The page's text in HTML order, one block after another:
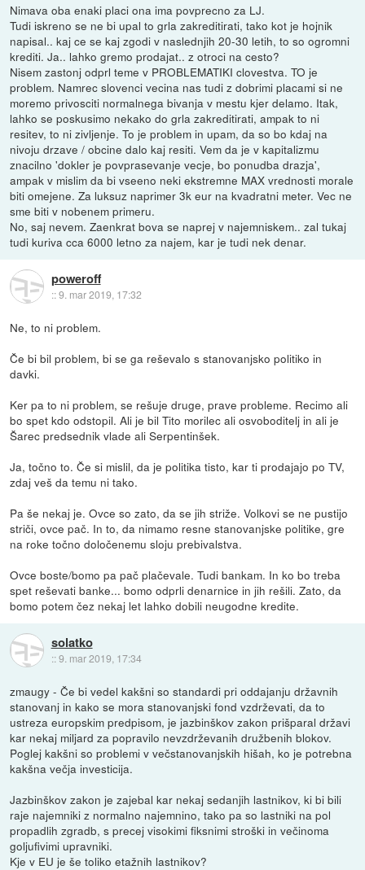
Nimava oba enaki placi ona ima povprecno za LJ.
Tudi iskreno se ne bi upal to grla zakreditirati, tako kot je hojnik
napisal.. kaj ce se kaj zgodi v naslednjih 20-30 letih, to so ogromni
krediti. Ja.. lahko gremo prodajat.. z otroci na cesto?
Nisem zastonj odprl teme v PROBLEMATIKI clovestva. TO je
problem. Namrec slovenci vecina nas tudi z dobrimi placami si ne
moremo privosciti normalnega bivanja v mestu kjer delamo. Itak,
lahko se poskusimo nekako do grla zakreditirati, ampak to ni
resitev, to ni zivljenje. To je problem in upam, da so bo kdaj na
nivoju drzave / obcine dalo kaj resiti. Vem da je v kapitalizmu
znacilno 'dokler je povprasevanje vecje, bo ponudba drazja',
ampak v mislim da bi vseeno neki ekstremne MAX vrednosti morale
biti omejene. Za luksuz naprimer 3k eur na kvadratni meter. Vec ne
sme biti v nobenem primeru.
No, saj nevem. Zaenkrat bova se naprej v najemniskem.. zal tukaj
tudi kuriva cca 6000 letno za najem, kar je tudi nek denar.
poweroff
::9. mar 2019, 17:32
Ne, to ni problem.
Če bi bil problem, bi se ga reševalo s stanovanjsko politiko in
davki.
Ker pa to ni problem, se rešuje druge, prave probleme. Recimo ali
bo spet kdo odstopil. Ali je bil Tito morilec ali osvoboditelj in ali je
Šarec predsednik vlade ali Serpentinšek.
Ja, točno to. Če si mislil, da je politika tisto, kar ti prodajajo po TV,
zdaj veš da temu ni tako.
Pa še nekaj je. Ovce so zato, da se jih striže. Volkovi se ne pustijo
striči, ovce pač. In to, da nimamo resne stanovanjske politike, gre
na roke točno določenemu sloju prebivalstva.
Ovce boste/bomo pa pač plačevale. Tudi bankam. In ko bo treba
spet reševati banke... bomo odprli denarnice in jih rešili. Zato, da
bomo potem čez nekaj let lahko dobili neugodne kredite.
solatko
::9. mar 2019, 17:34
zmaugy - Če bi vedel kakšni so standardi pri oddajanju državnih
stanovanj in kako se mora stanovanjski fond vzdrževati, da to
ustreza europskim predpisom, je jazbinškov zakon prišparal državi
kar nekaj miljard za popravilo nevzdrževanih družbenih blokov.
Poglej kakšni so problemi v večstanovanjskih hišah, ko je potrebna
kakšna večja investicija.
Jazbinškov zakon je zajebal kar nekaj sedanjih lastnikov, ki bi bili
raje najemniki z normalno najemnino, tako pa so lastniki na pol
propadlih zgradb, s precej visokimi fiksnimi stroški in večinoma
goljufivimi upravniki.
Kje v EU je še toliko etažnih lastnikov?